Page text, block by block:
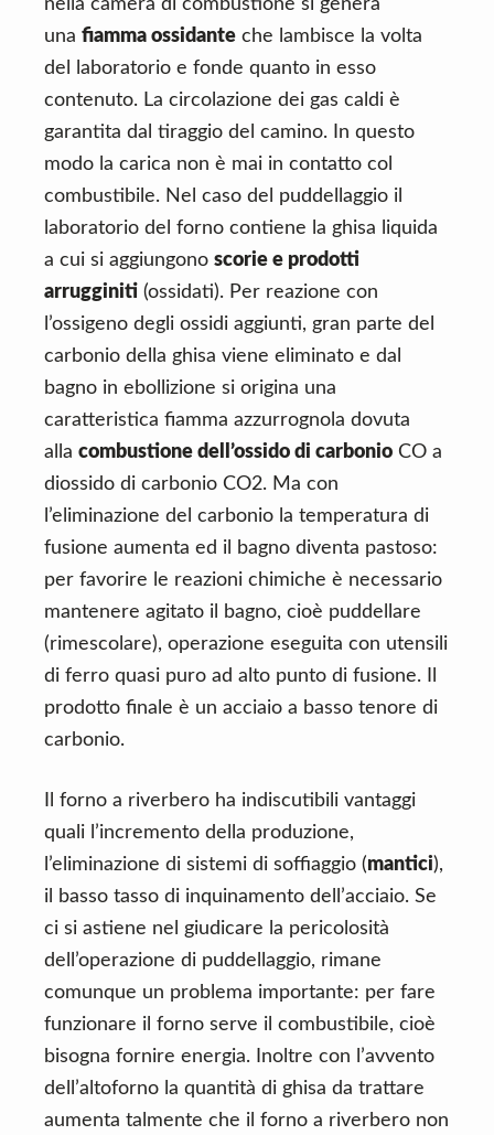
nella camera di combustione si genera
una fiamma ossidante che lambisce la volta
del laboratorio e fonde quanto in esso
contenuto. La circolazione dei gas caldi è
garantita dal tiraggio del camino. In questo
modo la carica non è mai in contatto col
combustibile. Nel caso del puddellaggio il
laboratorio del forno contiene la ghisa liquida
a cui si aggiungono scorie e prodotti
arrugginiti (ossidati). Per reazione con
l’ossigeno degli ossidi aggiunti, gran parte del
carbonio della ghisa viene eliminato e dal
bagno in ebollizione si origina una
caratteristica fiamma azzurrognola dovuta
alla combustione dell’ossido di carbonio CO a
diossido di carbonio CO2. Ma con
l’eliminazione del carbonio la temperatura di
fusione aumenta ed il bagno diventa pastoso:
per favorire le reazioni chimiche è necessario
mantenere agitato il bagno, cioè puddellare
(rimescolare), operazione eseguita con utensili
di ferro quasi puro ad alto punto di fusione. Il
prodotto finale è un acciaio a basso tenore di
carbonio.
Il forno a riverbero ha indiscutibili vantaggi
quali l’incremento della produzione,
l’eliminazione di sistemi di soffiaggio (mantici),
il basso tasso di inquinamento dell’acciaio. Se
ci si astiene nel giudicare la pericolosità
dell’operazione di puddellaggio, rimane
comunque un problema importante: per fare
funzionare il forno serve il combustibile, cioè
bisogna fornire energia. Inoltre con l’avvento
dell’altoforno la quantità di ghisa da trattare
aumenta talmente che il forno a riverbero non